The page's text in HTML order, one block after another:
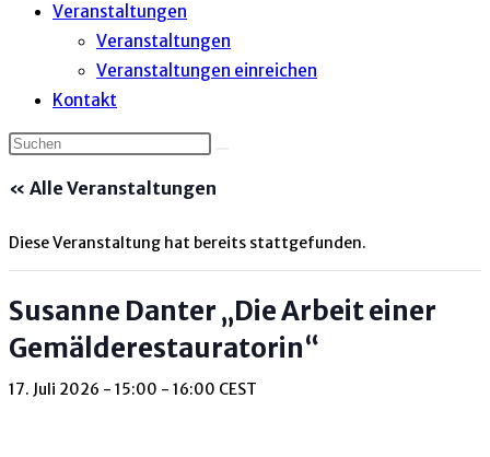
Veranstaltungen
Veranstaltungen
Veranstaltungen einreichen
Kontakt
« Alle Veranstaltungen
Diese Veranstaltung hat bereits stattgefunden.
Susanne Danter „Die Arbeit einer
Gemälderestauratorin“
17. Juli 2026 - 15:00 - 16:00 CEST